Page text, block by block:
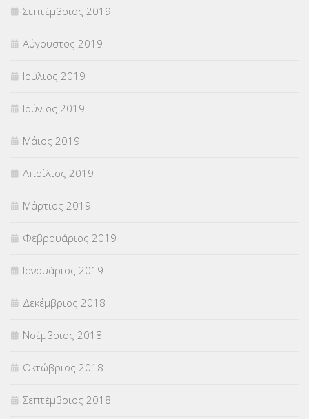
Σεπτέμβριος 2019
Αύγουστος 2019
Ιούλιος 2019
Ιούνιος 2019
Μάιος 2019
Απρίλιος 2019
Μάρτιος 2019
Φεβρουάριος 2019
Ιανουάριος 2019
Δεκέμβριος 2018
Νοέμβριος 2018
Οκτώβριος 2018
Σεπτέμβριος 2018